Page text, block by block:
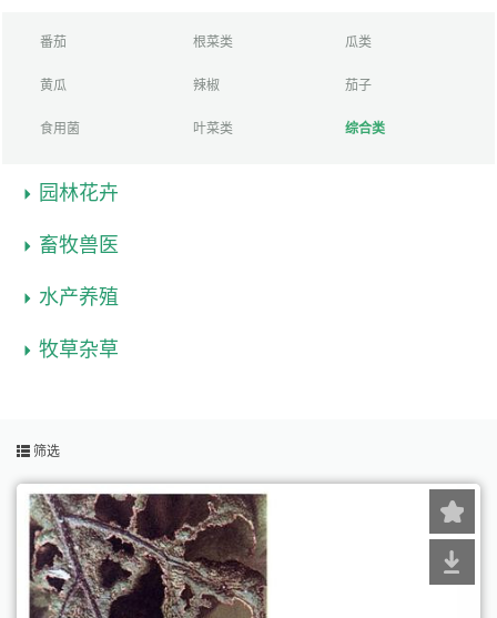
番茄 根菜类 瓜类
黄瓜 辣椒 茄子
食用菌 叶菜类 综合类
园林花卉
畜牧兽医
水产养殖
牧草杂草
筛选